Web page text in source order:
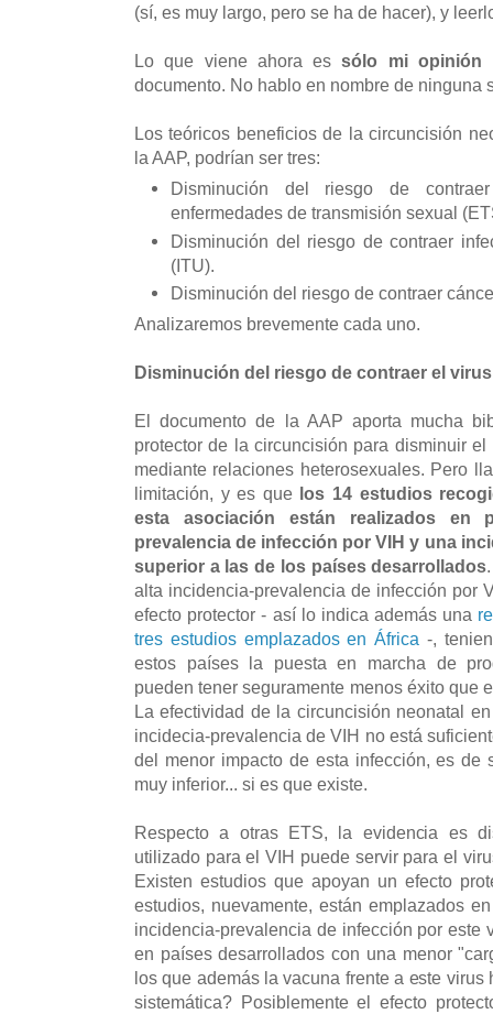
(sí, es muy largo, pero se ha de hacer), y
Lo que viene ahora es sólo mi opinión
documento. No hablo en nombre de ninguna
Los teóricos beneficios de la circuncisión
la AAP, podrían ser tres:
Disminución del riesgo de
enfermedades de transmisión sexual
Disminución del riesgo de contraer
(ITU).
Disminución del riesgo de contraer
Analizaremos brevemente cada uno.
Disminución del riesgo de contraer el
El documento de la AAP aporta mucha
protector de la circuncisión para disminuir
mediante relaciones heterosexuales. Pero
limitación, y es que los 14 estudios
esta asociación están realizados en
prevalencia de infección por VIH y una
superior a las de los países desarrollados
alta incidencia-prevalencia de infección por
efecto protector - así lo indica además una
tres estudios emplazados en África -,
estos países la puesta en marcha de
pueden tener seguramente menos éxito que
La efectividad de la circuncisión neonatal
incidecia-prevalencia de VIH no está
del menor impacto de esta infección, es de
muy inferior... si es que existe.
Respecto a otras ETS, la evidencia es
utilizado para el VIH puede servir para el
Existen estudios que apoyan un efecto
estudios, nuevamente, están emplazados
incidencia-prevalencia de infección por este
en países desarrollados con una menor
los que además la vacuna frente a este
sistemática? Posiblemente el efecto